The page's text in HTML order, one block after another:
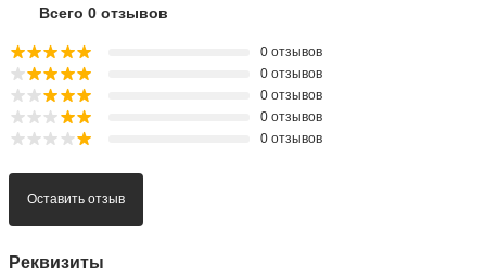
Всего 0 отзывов
0 отзывов
0 отзывов
0 отзывов
0 отзывов
0 отзывов
Оставить отзыв
Реквизиты